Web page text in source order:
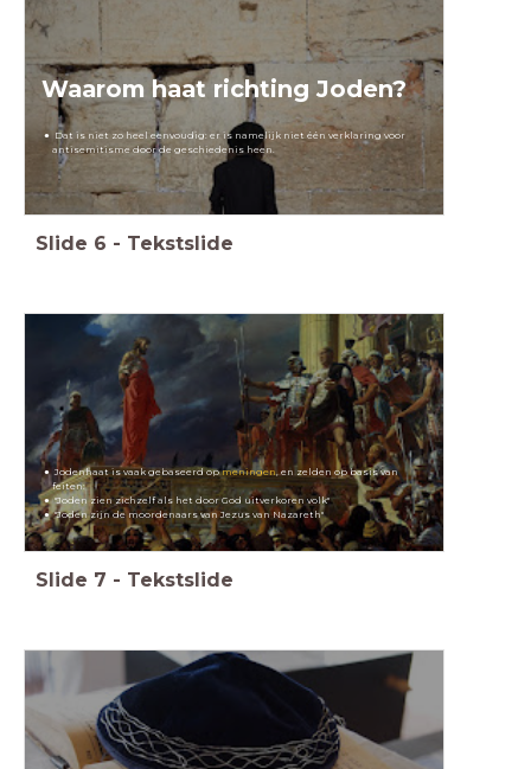
Waarom haat richting Joden?
Dat is niet zo heel eenvoudig: er is namelijk niet één verklaring voor
antisemitisme door de geschiedenis heen.
Slide 6 - Tekstslide
Jodenhaat is vaak gebaseerd opmeningen, en zelden op basis van
feiten:
"Joden zien zichzelf als het door God uitverkoren volk"
"Joden zijn de moordenaars van Jezus van Nazareth"
Slide 7 - Tekstslide